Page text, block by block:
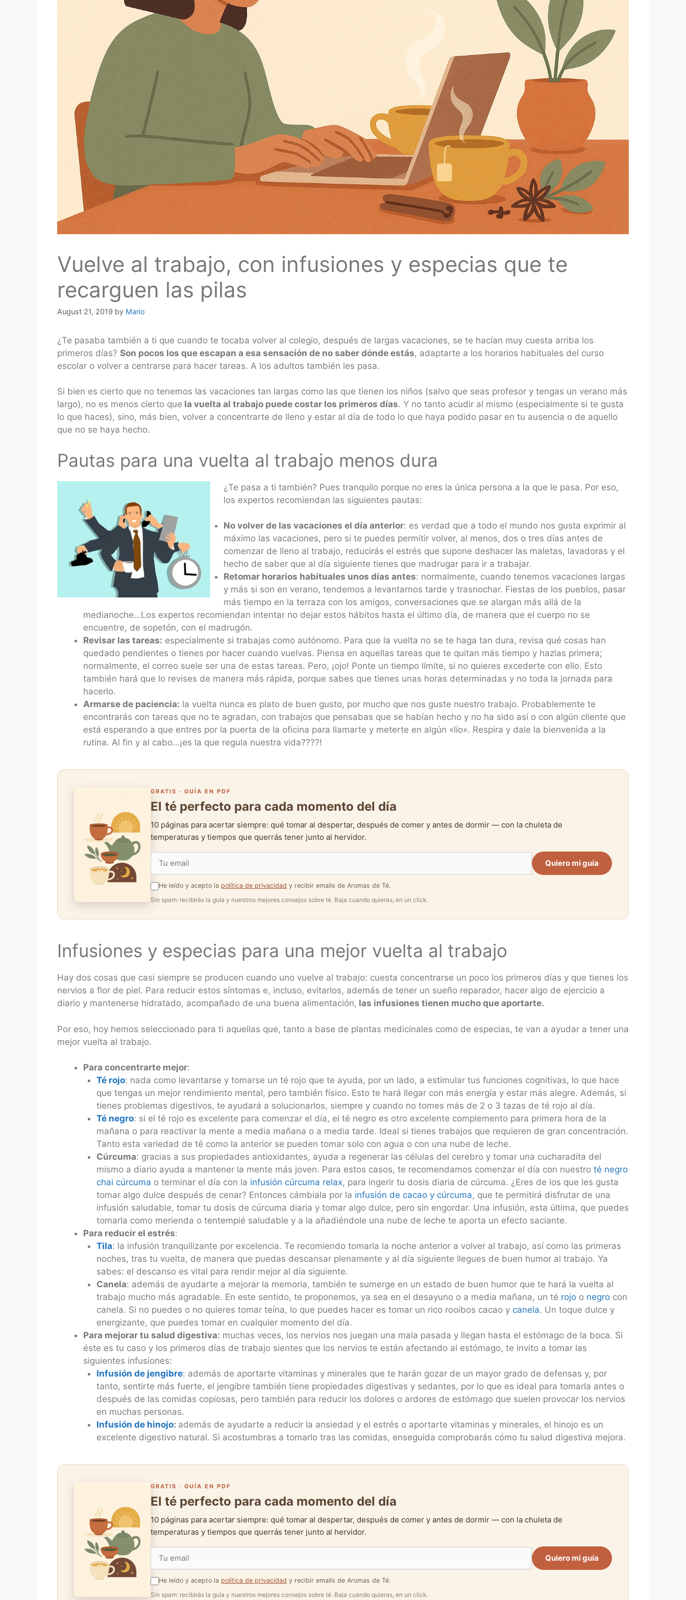
Vuelve al trabajo, con infusiones y especias que te
recarguen las pilas
August 21, 2019 by Mario
¿Te pasaba también a ti que cuando te tocaba volver al colegio, después de largas vacaciones, se te hacían muy cuesta arriba los
primeros días? Son pocos los que escapan a esa sensación de no saber dónde estás, adaptarte a los horarios habituales del curso
escolar o volver a centrarse para hacer tareas. A los adultos también les pasa.
Si bien es cierto que no tenemos las vacaciones tan largas como las que tienen los niños (salvo que seas profesor y tengas un verano más
largo), no es menos cierto que la vuelta al trabajo puede costar los primeros días. Y no tanto acudir al mismo (especialmente si te gusta
lo que haces), sino, más bien, volver a concentrarte de lleno y estar al día de todo lo que haya podido pasar en tu ausencia o de aquello
que no se haya hecho.
Pautas para una vuelta al trabajo menos dura
¿Te pasa a ti también? Pues tranquilo porque no eres la única persona a la que le pasa. Por eso,
los expertos recomiendan las siguientes pautas:
No volver de las vacaciones el día anterior: es verdad que a todo el mundo nos gusta exprimir al
máximo las vacaciones, pero si te puedes permitir volver, al menos, dos o tres días antes de
comenzar de lleno al trabajo, reducirás el estrés que supone deshacer las maletas, lavadoras y el
hecho de saber que al día siguiente tienes que madrugar para ir a trabajar.
Retomar horarios habituales unos días antes: normalmente, cuando tenemos vacaciones largas
y más si son en verano, tendemos a levantarnos tarde y trasnochar. Fiestas de los pueblos, pasar
más tiempo en la terraza con los amigos, conversaciones que se alargan más allá de la
medianoche…Los expertos recomiendan intentar no dejar estos hábitos hasta el último día, de manera que el cuerpo no se
encuentre, de sopetón, con el madrugón.
Revisar las tareas: especialmente si trabajas como autónomo. Para que la vuelta no se te haga tan dura, revisa qué cosas han
quedado pendientes o tienes por hacer cuando vuelvas. Piensa en aquellas tareas que te quitan más tiempo y hazlas primera;
normalmente, el correo suele ser una de estas tareas. Pero, ¡ojo! Ponte un tiempo límite, si no quieres excederte con ello. Esto
también hará que lo revises de manera más rápida, porque sabes que tienes unas horas determinadas y no toda la jornada para
hacerlo.
Armarse de paciencia: la vuelta nunca es plato de buen gusto, por mucho que nos guste nuestro trabajo. Probablemente te
encontrarás con tareas que no te agradan, con trabajos que pensabas que se habían hecho y no ha sido así o con algún cliente que
está esperando a que entres por la puerta de la oficina para llamarte y meterte en algún «lío». Respira y dale la bienvenida a la
rutina. Al fin y al cabo…¡es la que regula nuestra vida????!
GRATIS · GUÍA EN PDF
El té perfecto para cada momento del día
10 páginas para acertar siempre: qué tomar al despertar, después de comer y antes de dormir — con la chuleta de
temperaturas y tiempos que querrás tener junto al hervidor.
Quiero mi guía
He leído y acepto la política de privacidad y recibir emails de Aromas de Té.
Sin spam: recibirás la guía y nuestros mejores consejos sobre té. Baja cuando quieras, en un click.
Infusiones y especias para una mejor vuelta al trabajo
Hay dos cosas que casi siempre se producen cuando uno vuelve al trabajo: cuesta concentrarse un poco los primeros días y que tienes los
nervios a flor de piel. Para reducir estos síntomas e, incluso, evitarlos, además de tener un sueño reparador, hacer algo de ejercicio a
diario y mantenerse hidratado, acompañado de una buena alimentación, las infusiones tienen mucho que aportarte.
Por eso, hoy hemos seleccionado para ti aquellas que, tanto a base de plantas medicinales como de especias, te van a ayudar a tener una
mejor vuelta al trabajo.
Para concentrarte mejor:
Té rojo: nada como levantarse y tomarse un té rojo que te ayuda, por un lado, a estimular tus funciones cognitivas, lo que hace
que tengas un mejor rendimiento mental, pero también físico. Esto te hará llegar con más energía y estar más alegre. Además, si
tienes problemas digestivos, te ayudará a solucionarlos, siempre y cuando no tomes más de 2 o 3 tazas de té rojo al día.
Té negro: si el té rojo es excelente para comenzar el día, el té negro es otro excelente complemento para primera hora de la
mañana o para reactivar la mente a media mañana o a media tarde. Ideal si tienes trabajos que requieren de gran concentración.
Tanto esta variedad de té como la anterior se pueden tomar solo con agua o con una nube de leche.
Cúrcuma: gracias a sus propiedades antioxidantes, ayuda a regenerar las células del cerebro y tomar una cucharadita del
mismo a diario ayuda a mantener la mente más joven. Para estos casos, te recomendamos comenzar el día con nuestro té negro
chai cúrcuma o terminar el día con la infusión cúrcuma relax, para ingerir tu dosis diaria de cúrcuma. ¿Eres de los que les gusta
tomar algo dulce después de cenar? Entonces cámbiala por la infusión de cacao y cúrcuma, que te permitirá disfrutar de una
infusión saludable, tomar tu dosis de cúrcuma diaria y tomar algo dulce, pero sin engordar. Una infusión, esta última, que puedes
tomarla como merienda o tentempié saludable y a la añadiéndole una nube de leche te aporta un efecto saciante.
Para reducir el estrés:
Tila: la infusión tranquilizante por excelencia. Te recomiendo tomarla la noche anterior a volver al trabajo, así como las primeras
noches, tras tu vuelta, de manera que puedas descansar plenamente y al día siguiente llegues de buen humor al trabajo. Ya
sabes: el descanso es vital para rendir mejor al día siguiente.
Canela: además de ayudarte a mejorar la memoria, también te sumerge en un estado de buen humor que te hará la vuelta al
trabajo mucho más agradable. En este sentido, te proponemos, ya sea en el desayuno o a media mañana, un té rojoo negrocon
canela. Si no puedes o no quieres tomar teína, lo que puedes hacer es tomar un rico rooibos cacao y canela. Un toque dulce y
energizante, que puedes tomar en cualquier momento del día.
Para mejorar tu salud digestiva: muchas veces, los nervios nos juegan una mala pasada y llegan hasta el estómago de la boca. Si
éste es tu caso y los primeros días de trabajo sientes que los nervios te están afectando al estómago, te invito a tomar las
siguientes infusiones:
Infusión de jengibre: además de aportarte vitaminas y minerales que te harán gozar de un mayor grado de defensas y, por
tanto, sentirte más fuerte, el jengibre también tiene propiedades digestivas y sedantes, por lo que es ideal para tomarla antes o
después de las comidas copiosas, pero también para reducir los dolores o ardores de estómago que suelen provocar los nervios
en muchas personas.
Infusión de hinojo: además de ayudarte a reducir la ansiedad y el estrés o aportarte vitaminas y minerales, el hinojo es un
excelente digestivo natural. Si acostumbras a tomarlo tras las comidas, enseguida comprobarás cómo tu salud digestiva mejora.
GRATIS · GUÍA EN PDF
El té perfecto para cada momento del día
10 páginas para acertar siempre: qué tomar al despertar, después de comer y antes de dormir — con la chuleta de
temperaturas y tiempos que querrás tener junto al hervidor.
Quiero mi guía
He leído y acepto la política de privacidad y recibir emails de Aromas de Té.
Sin spam: recibirás la guía y nuestros mejores consejos sobre té. Baja cuando quieras, en un click.